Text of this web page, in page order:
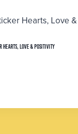
Hearts, Love & Positivity